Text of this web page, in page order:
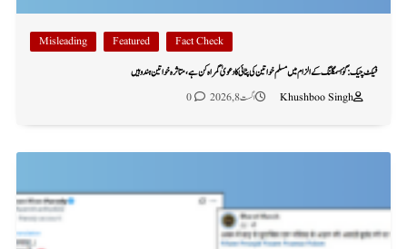
Fact Check
Featured
Misleading
فیکٹ چیک: گؤ اسمگلنگ کے الزام میں مسلم خواتین کی پٹائی کا دعویٰ گمراہ کن ہے، متاثرہ خواتین ہندو ہیں
Khushboo Singh
اگست 8, 2026 0